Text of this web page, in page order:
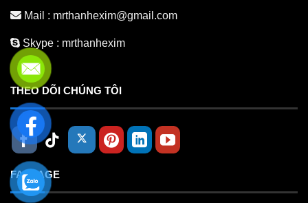
Mail : mrthanhexim@gmail.com
Skype : mrthanhexim
THEO DÕI CHÚNG TÔI
FANPAGE